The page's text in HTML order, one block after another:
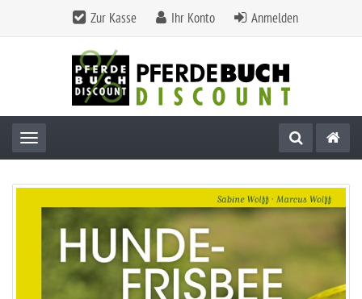
Zur Kasse Ihr Konto Anmelden
Toggle navigation